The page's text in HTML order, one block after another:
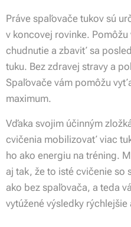
Práve spaľovače tukov sú
v koncovej rovinke.
chudnutie a zbaviť sa
tuku. Bez zdravej stravy a
Spaľovače vám pomôžu
maximum.
Vďaka svojim účinným
cvičenia mobilizovať viac
ho ako energiu na tréning.
aj tak, že to isté cvičenie so
ako bez spaľovača, a teda
vytúžené výsledky rýchlejšie